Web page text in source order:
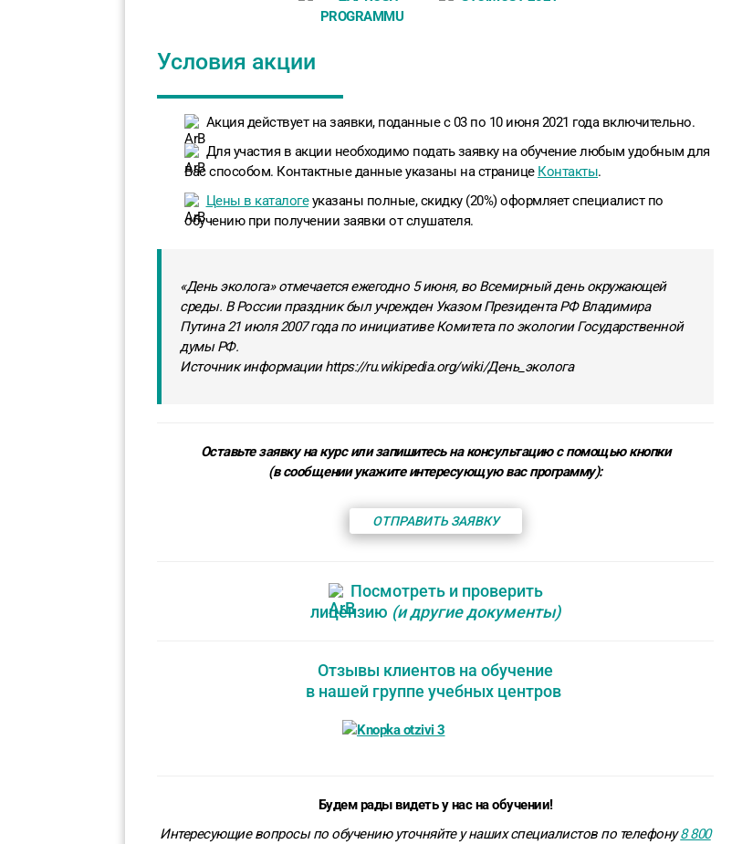
Условия акции
Акция действует на заявки, поданные с 03 по 10 июня 2021 года включительно.
Для участия в акции необходимо подать заявку на обучение любым удобным для
Вас способом. Контактные данные указаны на странице Контакты.
Цены в каталогеуказаны полные, скидку (20%) оформляет специалист по
обучению при получении заявки от слушателя.
«День эколога» отмечается ежегодно 5 июня, во Всемирный день окружающей
среды. В России праздник был учрежден Указом Президента РФ Владимира
Путина 21 июля 2007 года по инициативе Комитета по экологии Государственной
думы РФ.
Источник информации https://ru.wikipedia.org/wiki/День_эколога
Оставьте заявку на курс или запишитесь на консультацию с помощью кнопки
(в сообщении укажите интересующую вас программу):
ОТПРАВИТЬ ЗАЯВКУ
Посмотреть и проверить
лицензию (и другие документы)
Отзывы клиентов на обучение
в нашей группе учебных центров
Будем рады видеть у нас на обучении!
Интересующие вопросы по обучению уточняйте у наших специалистов по телефону8 800